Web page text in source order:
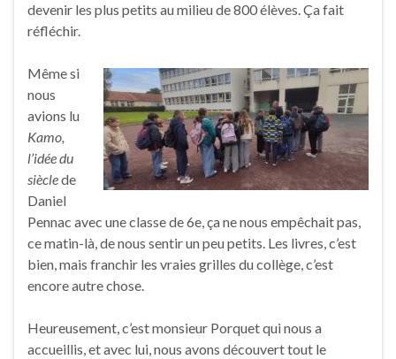
devenir les plus petits au milieu de 800 élèves. Ça fait
réfléchir.
Même si
nous
avions lu
Kamo,
l’idée du
sièclede
Daniel
Pennac avec une classe de 6e, ça ne nous empêchait pas,
ce matin-là, de nous sentir un peu petits. Les livres, c’est
bien, mais franchir les vraies grilles du collège, c’est
encore autre chose.
Heureusement, c’est monsieur Porquet qui nous a
accueillis, et avec lui, nous avons découvert tout le